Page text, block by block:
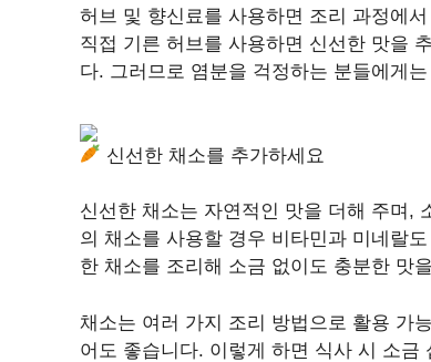
허브 및 향신료를 사용하면 조리 과정에
직접 기른 허브를 사용하면 신선한 맛을
다. 그러므로 염분을 걱정하는 분들에게
신선한 채소를 추가하세요
신선한 채소는 자연적인 맛을 더해 주며,
의 채소를 사용할 경우 비타민과 미네랄
한 채소를 조리해 소금 없이도 충분한 맛
채소는 여러 가지 조리 방법으로 활용 가
어도 좋습니다. 이렇게 하면 식사 시 소